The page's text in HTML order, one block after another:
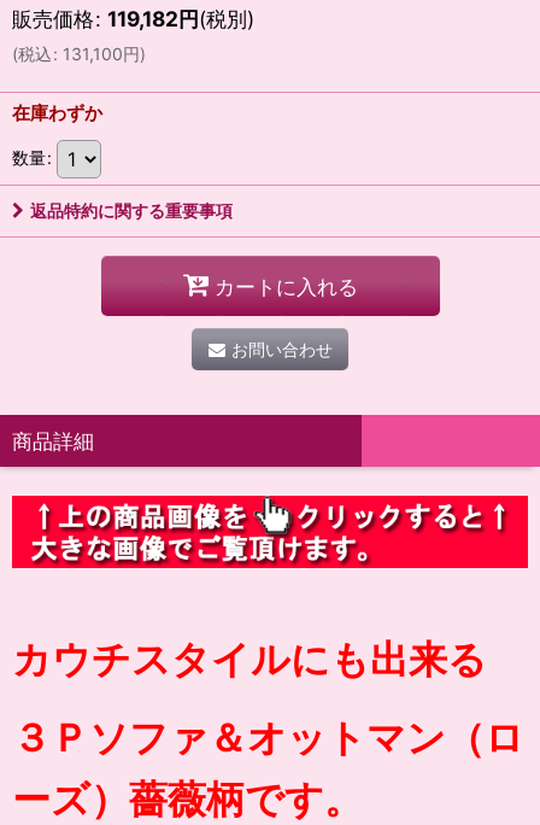
販売価格: 119,182円(税別)
(税込: 131,100円)
在庫わずか
数量:
返品特約に関する重要事項
カートに入れる
お問い合わせ
商品詳細
カウチスタイルにも出来る
３Ｐソファ＆オットマン（ロ
ーズ）薔薇柄です。